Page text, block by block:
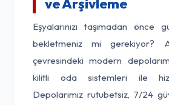
ve Arşivleme
Eşyalarınızı taşımadan önce
bekletmeniz mi gerekiyor?
çevresindeki modern
kilitli oda sistemleri ile
Depolarımız rutubetsiz, 7/24